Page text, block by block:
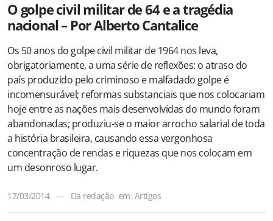
O golpe civil militar de 64 e a tragédia
nacional – Por Alberto Cantalice
Os 50 anos do golpe civil militar de 1964 nos leva,
obrigatoriamente, a uma série de reflexões: o atraso do
país produzido pelo criminoso e malfadado golpe é
incomensurável; reformas substanciais que nos colocariam
hoje entre as nações mais desenvolvidas do mundo foram
abandonadas; produziu-se o maior arrocho salarial de toda
a história brasileira, causando essa vergonhosa
concentração de rendas e riquezas que nos colocam em
um desonroso lugar.
17/03/2014 — Da redação em Artigos